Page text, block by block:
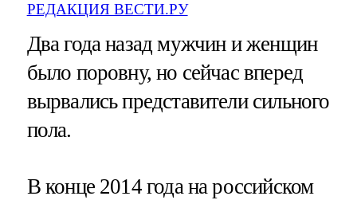
РЕДАКЦИЯ ВЕСТИ.РУ
Два года назад мужчин и женщин
было поровну, но сейчас вперед
вырвались представители сильного
пола.
В конце 2014 года на российском